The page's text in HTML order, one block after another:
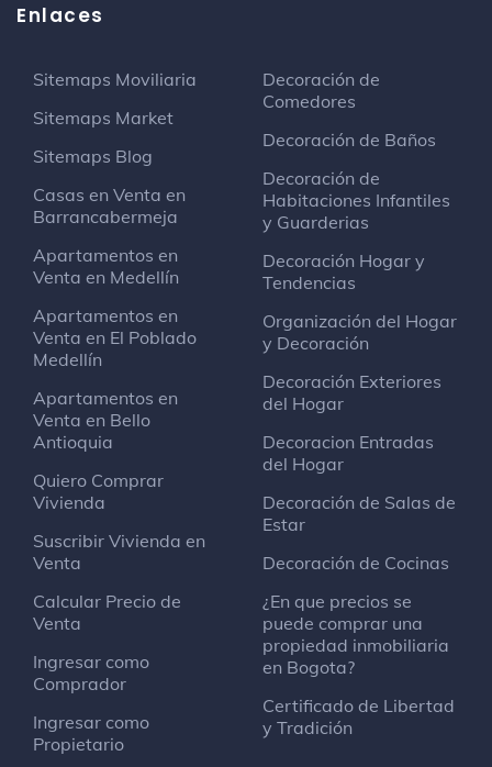
Almacén Maderplast
Tienda de suministros de construcción
Emilio De Brigard
Colegio secundario
Centro Comercial Imperial
Colegio Parroquial San Francisco de Sales
Colegio terciario
Teatro
Colombia LEDs Ltda.
Tienda de electrónica
Av Suba #128A-26
Terminal de transportes
Enlaces
Sitemaps Moviliaria
Sitemaps Market
Sitemaps Blog
Casas en Venta en
Barrancabermeja
Apartamentos en
Venta en Medellín
Apartamentos en
Venta en El Poblado
Medellín
Apartamentos en
Venta en Bello
Antioquia
Quiero Comprar
Vivienda
Suscribir Vivienda en
Venta
Calcular Precio de
Venta
Ingresar como
Comprador
Ingresar como
Propietario
Decoración de
Comedores
Decoración de Baños
Decoración de
Habitaciones Infantiles
y Guarderias
Decoración Hogar y
Tendencias
Organización del Hogar
y Decoración
Decoración Exteriores
del Hogar
Decoracion Entradas
del Hogar
Decoración de Salas de
Estar
Decoración de Cocinas
¿En que precios se
puede comprar una
propiedad inmobiliaria
en Bogota?
Certificado de Libertad
y Tradición